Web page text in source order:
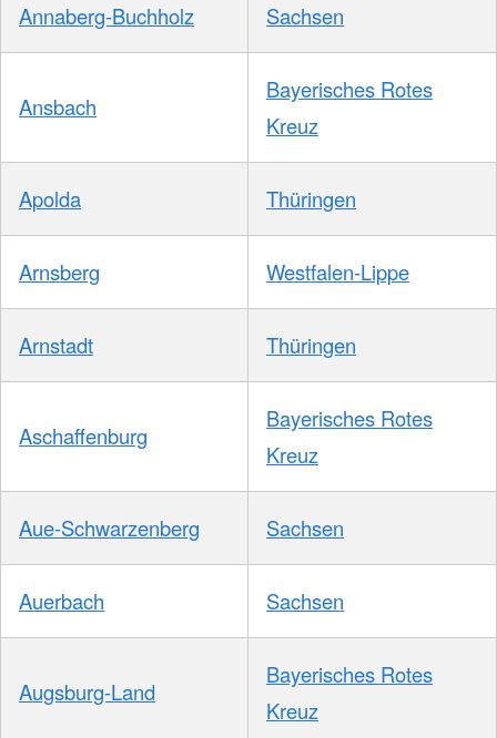
Annaberg-Buchholz Sachsen
Ansbach
Bayerisches Rotes
Kreuz
Apolda Thüringen
Arnsberg Westfalen-Lippe
Arnstadt Thüringen
Aschaffenburg
Bayerisches Rotes
Kreuz
Aue-Schwarzenberg Sachsen
Auerbach Sachsen
Augsburg-Land
Bayerisches Rotes
Kreuz